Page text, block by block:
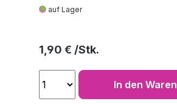
auf Lager
Regulärer Preis:
1,90 €
In den